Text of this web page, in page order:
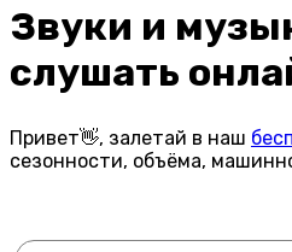
Звуки и
слушать
Привет👋, залетай в наш
сезонности, объёма,